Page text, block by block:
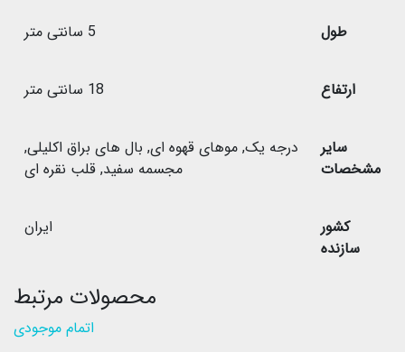
طول 5 سانتی متر
ارتفاع 18 سانتی متر
سایر
مشخصات
درجه یک, موهای قهوه ای, بال های براق اکلیلی,
مجسمه سفید, قلب نقره ای
کشور
سازنده
ایران
محصولات مرتبط
اتمام موجودی